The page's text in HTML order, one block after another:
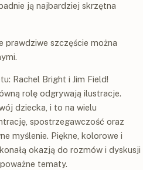
ją najbardziej skrzętna
prawdziwe szczęście można
Rachel Bright i Jim Field!
rolę odgrywają ilustracje.
dziecka, i to na wielu
spostrzegawczość oraz
myślenie. Piękne, kolorowe i
okazją do rozmów i dyskusji
tematy.